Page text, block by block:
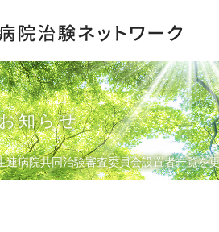
知らせ
連病院共同治験審査委員会設置者一覧を